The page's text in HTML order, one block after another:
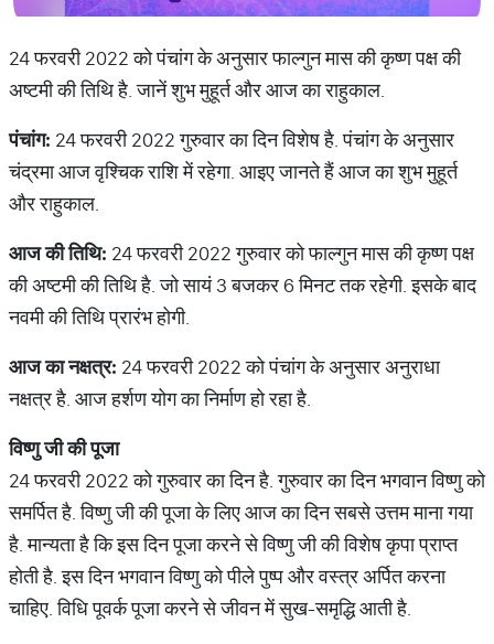
24 फरवरी 2022 को पंचांग के अनुसार फाल्गुन मास की कृष्ण पक्ष की
अष्टमी की तिथि है. जानें शुभ मुहूर्त और आज का राहुकाल.
पंचांग: 24 फरवरी 2022 गुरुवार का दिन विशेष है. पंचांग के अनुसार
चंद्रमा आज वृश्चिक राशि में रहेगा. आइए जानते हैं आज का शुभ मुहूर्त
और राहुकाल.
आजकीतिथि: 24 फरवरी 2022 गुरुवार को फाल्गुन मास की कृष्ण पक्ष
की अष्टमी की तिथि है. जो सायं 3 बजकर 6 मिनट तक रहेगी. इसके बाद
नवमी की तिथि प्रारंभ होगी.
आजकानक्षत्र: 24 फरवरी 2022 को पंचांग के अनुसार अनुराधा
नक्षत्र है. आज हर्शण योग का निर्माण हो रहा है.
विष्णुजीकीपूजा
24 फरवरी 2022 को गुरुवार का दिन है. गुरुवार का दिन भगवान विष्णु को
समर्पित है. विष्णु जी की पूजा के लिए आज का दिन सबसे उत्तम माना गया
है. मान्यता है कि इस दिन पूजा करने से विष्णु जी की विशेष कृपा प्राप्त
होती है. इस दिन भगवान विष्णु को पीले पुष्प और वस्त्र अर्पित करना
चाहिए. विधि पूवर्क पूजा करने से जीवन में सुख-समृद्धि आती है.